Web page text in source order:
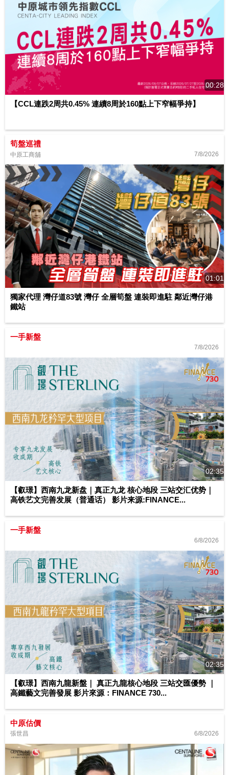
00:28
【CCL連跌2周共0.45% 連續8周於160點上下窄幅爭持】
筍盤巡禮
中原工商舖 7/8/2026
01:01
獨家代理 灣仔道83號 灣仔 全層筍盤 連裝即進駐 鄰近灣仔港
鐵站
一手新盤
7/8/2026
02:35
【叡璟】西南九龙新盘｜真正九龙 核心地段 三站交汇优势｜
高铁艺文完善发展（普通话） 影片来源:FINANCE...
一手新盤
6/8/2026
02:35
【叡璟】西南九龍新盤｜ 真正九龍核心地段 三站交匯優勢 ｜
高鐵藝文完善發展 影片來源：FINANCE 730...
中原估價
張世昌 6/8/2026